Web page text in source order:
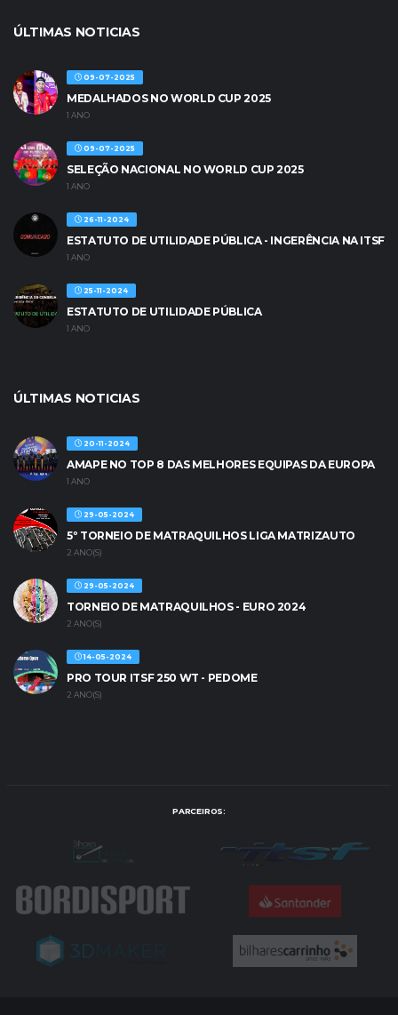
ÚLTIMAS NOTICIAS
09-07-2025
MEDALHADOS NO WORLD CUP 2025
1 ANO
09-07-2025
SELEÇÃO NACIONAL NO WORLD CUP 2025
1 ANO
26-11-2024
ESTATUTO DE UTILIDADE PÚBLICA - INGERÊNCIA NA ITSF
1 ANO
25-11-2024
ESTATUTO DE UTILIDADE PÚBLICA
1 ANO
ÚLTIMAS NOTICIAS
20-11-2024
AMAPE NO TOP 8 DAS MELHORES EQUIPAS DA EUROPA
1 ANO
29-05-2024
5º TORNEIO DE MATRAQUILHOS LIGA MATRIZAUTO
2 ANO(S)
29-05-2024
TORNEIO DE MATRAQUILHOS - EURO 2024
2 ANO(S)
14-05-2024
PRO TOUR ITSF 250 WT - PEDOME
2 ANO(S)
PARCEIROS: